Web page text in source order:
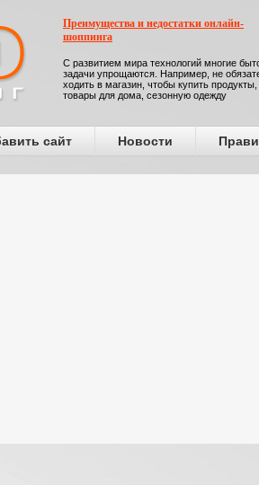
Преимущества и недостатки онлайн-
шоппинга
С развитием мира технологий многие
задачи упрощаются. Например, не
ходить в магазин, чтобы купить продукты,
товары для дома, сезонную одежду
сайт Новости